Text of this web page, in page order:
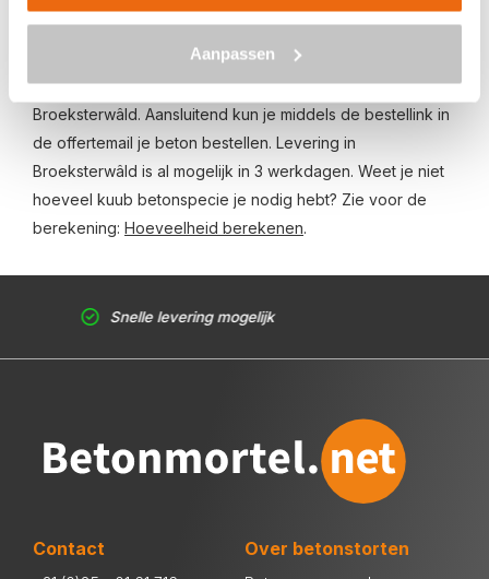
Aanpassen
m3, het type beton, de optionele keuze voor
een betonpomp en je e-mailadres in en ontvang binnen
enkele seconden een gerichte prijs per e-mail voor
Broeksterwâld. Aansluitend kun je middels de bestellink in
de offertemail je beton bestellen. Levering in
Broeksterwâld is al mogelijk in 3 werkdagen. Weet je niet
hoeveel kuub betonspecie je nodig hebt? Zie voor de
berekening: Hoeveelheid berekenen.
Snelle levering mogelijk
Contact Over betonstorten